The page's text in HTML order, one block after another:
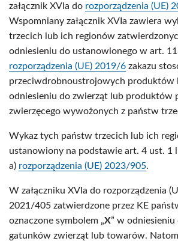
załącznik XVIa do rozporządzenia (UE)
Wspomniany załącznik XVIa zawiera
trzecich lub ich regionów
odniesieniu do ustanowionego w art.
rozporządzenia (UE) 2019/6 zakazu
przeciwdrobnoustrojowych produktów
odniesieniu do zwierząt lub produktów
zwierzęcego wywożonych z państw
Wykaz tych państw trzecich lub ich
ustanowiony na podstawie art. 4 ust. 1
a) rozporządzenia (UE) 2023/905.
W załączniku XVIa do rozporządzenia
2021/405 zatwierdzone przez KE
oznaczone symbolem „X” w
gatunków zwierząt lub towarów.